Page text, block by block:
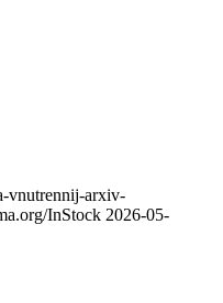
vnutrennij-arxiv-
InStock 2026-05-